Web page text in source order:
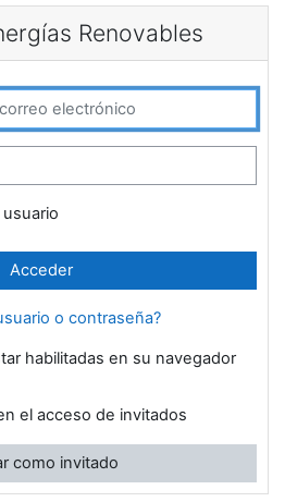
Renovables
electrónico
Acceder
o contraseña?
habilitadas en su navegador
el acceso de invitados
como invitado